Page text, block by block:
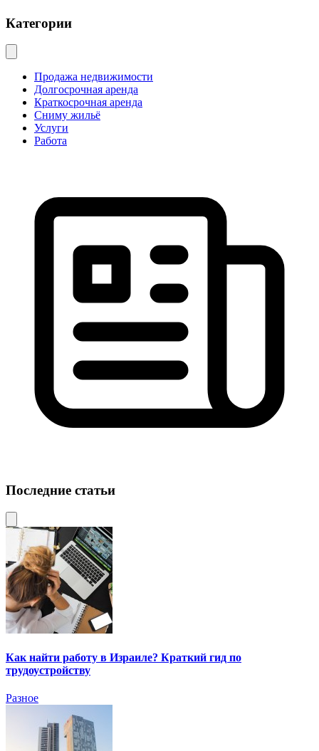
Категории
Продажа недвижимости
Долгосрочная аренда
Краткосрочная аренда
Сниму жильё
Услуги
Работа
Последние статьи
Как найти работу в Израиле? Краткий гид по
трудоустройству
Разное